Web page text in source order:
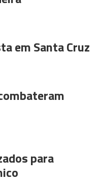
em Santa Cruz
para